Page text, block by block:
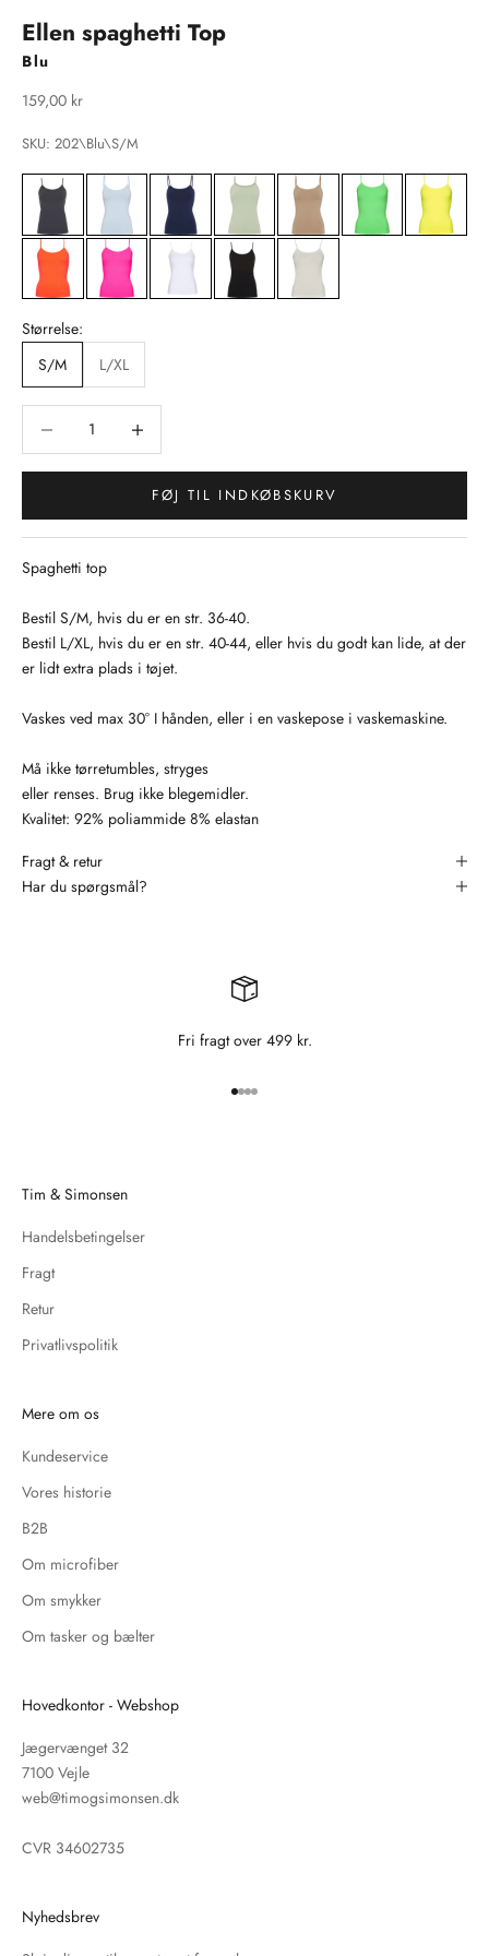
Ellen spaghetti Top
Blu
Salgspris
159,00 kr
SKU: 202\Blu\S/M
Størrelse:
S/M
L/XL
FØJ TIL INDKØBSKURV
Spaghetti top
Bestil S/M, hvis du er en str. 36-40.
Bestil L/XL, hvis du er en str. 40-44, eller hvis du godt kan lide, at der
er lidt extra plads i tøjet.
Vaskes ved max 30° I hånden, eller i en vaskepose i vaskemaskine.
Må ikke tørretumbles, stryges
eller renses. Brug ikke blegemidler.
Kvalitet: 92% poliammide 8% elastan
Fragt & retur
Har du spørgsmål?
Fri fragt over 499 kr.
Gå til element 1
Gå til element 2
Gå til element 3
Gå til element 4
Tim & Simonsen
Handelsbetingelser
Fragt
Retur
Privatlivspolitik
Mere om os
Kundeservice
Vores historie
B2B
Om microfiber
Om smykker
Om tasker og bælter
Hovedkontor - Webshop
Jægervænget 32
7100 Vejle
web@timogsimonsen.dk
CVR 34602735
Nyhedsbrev